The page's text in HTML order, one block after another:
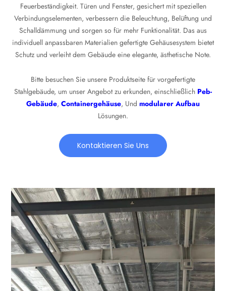
Feuerbeständigkeit. Türen und Fenster, gesichert mit speziellen
Verbindungselementen, verbessern die Beleuchtung, Belüftung und
Schalldämmung und sorgen so für mehr Funktionalität. Das aus
individuell anpassbaren Materialien gefertigte Gehäusesystem bietet
Schutz und verleiht dem Gebäude eine elegante, ästhetische Note.
Bitte besuchen Sie unsere Produktseite für vorgefertigte
Stahlgebäude, um unser Angebot zu erkunden, einschließlich Peb-
Gebäude, Containergehäuse, Und modularer Aufbau
Lösungen.
Kontaktieren Sie Uns